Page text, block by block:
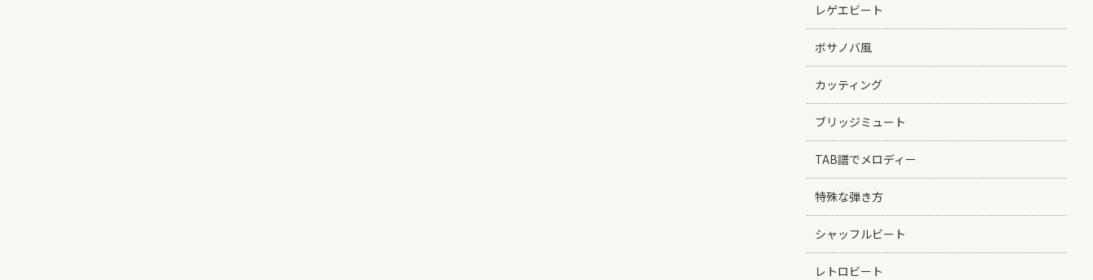
レゲエビート
ボサノバ風
カッティング
ブリッジミュート
TAB譜でメロディー
特殊な弾き方
シャッフルビート
レトロビート